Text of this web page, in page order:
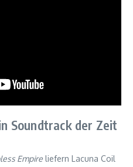
Soundtrack der Zeit
Empire liefern Lacuna Coil